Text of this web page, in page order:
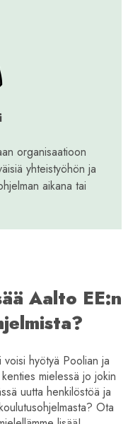
organisaatioon
yhteistyöhön ja
aikana tai
Aalto EE:n
voisi hyötyä Poolian ja
mielessä jo jokin
uutta henkilöstöä ja
Ota